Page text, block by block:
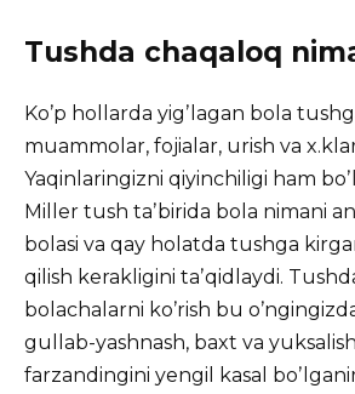
Tushda chaqaloq
Koʼp hollarda yigʼlagan bola
muammolar, fojialar, urish va
Yaqinlaringizni qiyinchiligi ham
Miller tush taʼbirida bola nimani
bolasi va qay holatda tushga
qilish kerakligini taʼqidlaydi.
bolachalarni koʼrish bu
gullab-yashnash, baxt va
farzandingini yengil kasal